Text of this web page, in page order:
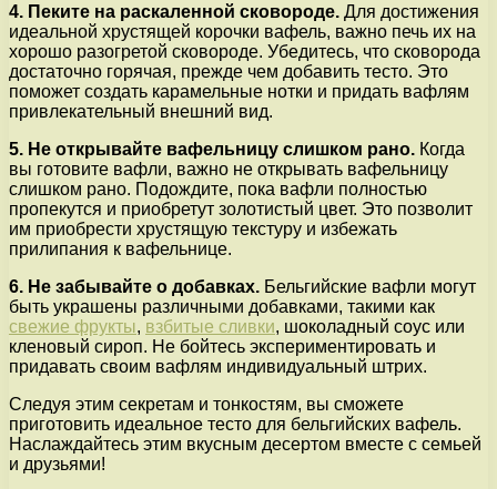
4. Пеките на раскаленной сковороде. Для достижения
идеальной хрустящей корочки вафель, важно печь их на
хорошо разогретой сковороде. Убедитесь, что сковорода
достаточно горячая, прежде чем добавить тесто. Это
поможет создать карамельные нотки и придать вафлям
привлекательный внешний вид.
5. Не открывайте вафельницу слишком рано. Когда
вы готовите вафли, важно не открывать вафельницу
слишком рано. Подождите, пока вафли полностью
пропекутся и приобретут золотистый цвет. Это позволит
им приобрести хрустящую текстуру и избежать
прилипания к вафельнице.
6. Не забывайте о добавках. Бельгийские вафли могут
быть украшены различными добавками, такими как
свежие фрукты, взбитые сливки, шоколадный соус или
кленовый сироп. Не бойтесь экспериментировать и
придавать своим вафлям индивидуальный штрих.
Следуя этим секретам и тонкостям, вы сможете
приготовить идеальное тесто для бельгийских вафель.
Наслаждайтесь этим вкусным десертом вместе с семьей
и друзьями!